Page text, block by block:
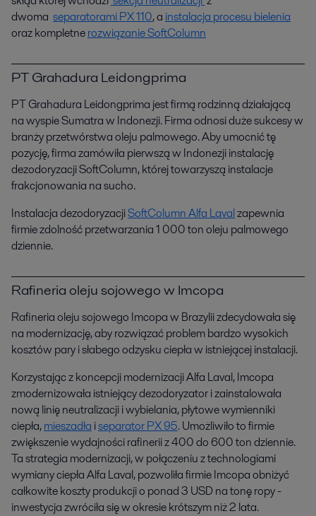
dwoma separatorami PX 110, a instalacja procesu bielenia
oraz kompletnerozwiązanie SoftColumn
PT Grahadura Leidongprima
PT Grahadura Leidongprima jest firmą rodzinną działającą
na wyspie Sumatra w Indonezji. Firma odnosi duże sukcesy w
branży przetwórstwa oleju palmowego. Aby umocnić tę
pozycję, firma zamówiła pierwszą w Indonezji instalację
dezodoryzacji SoftColumn, której towarzyszą instalacje
frakcjonowania na sucho.
Instalacja dezodoryzacjiSoftColumn Alfa Lavalzapewnia
firmie zdolność przetwarzania 1 000 ton oleju palmowego
dziennie.
Rafineria oleju sojowego w Imcopa
Rafineria oleju sojowego Imcopa w Brazylii zdecydowała się
na modernizację, aby rozwiązać problem bardzo wysokich
kosztów pary i słabego odzysku ciepła w istniejącej instalacji.
Korzystając z koncepcji modernizacji Alfa Laval, Imcopa
zmodernizowała istniejący dezodoryzator i zainstalowała
nową linię neutralizacji i wybielania, płytowe wymienniki
ciepła,mieszadła iseparator PX 95. Umożliwiło to firmie
zwiększenie wydajności rafinerii z 400 do 600 ton dziennie.
Ta strategia modernizacji, w połączeniu z technologiami
wymiany ciepła Alfa Laval, pozwoliła firmie Imcopa obniżyć
całkowite koszty produkcji o ponad 3 USD na tonę ropy -
inwestycja zwróciła się w okresie krótszym niż 2 lata.